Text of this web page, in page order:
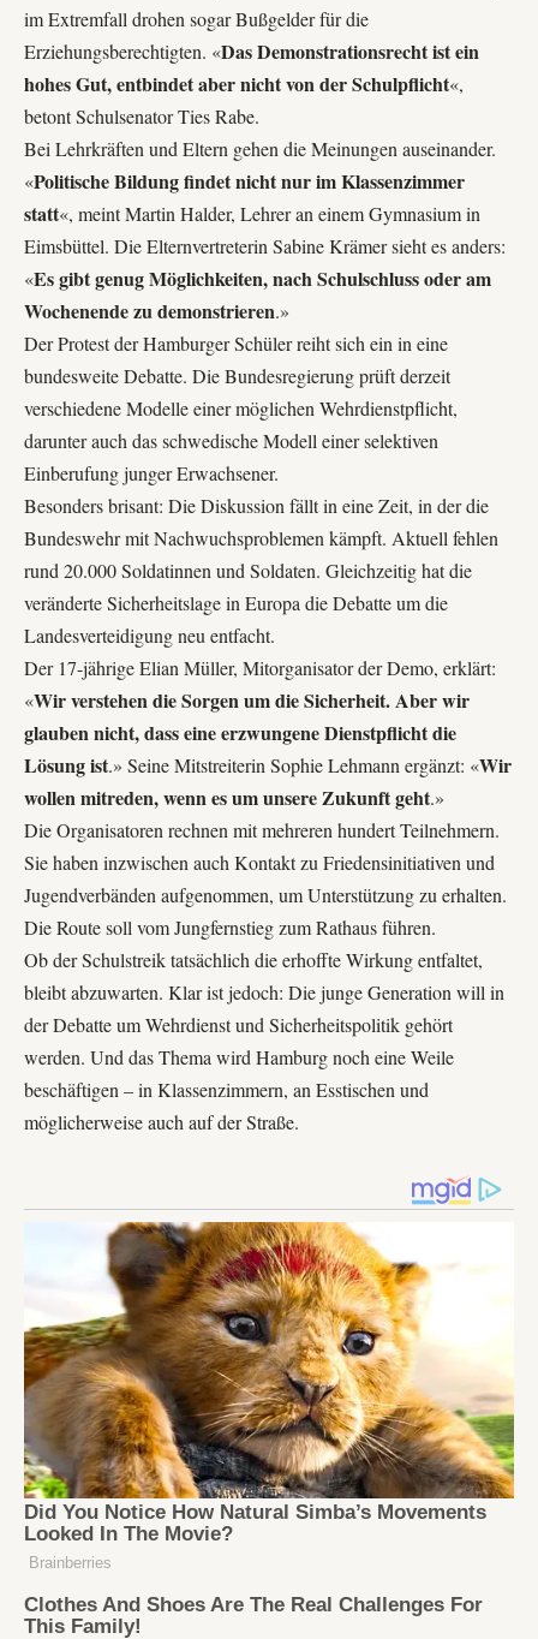
im Extremfall drohen sogar Bußgelder für die
Erziehungsberechtigten. «Das Demonstrationsrecht ist ein
hohes Gut, entbindet aber nicht von der Schulpflicht«,
betont Schulsenator Ties Rabe.
Bei Lehrkräften und Eltern gehen die Meinungen auseinander.
«Politische Bildung findet nicht nur im Klassenzimmer
statt«, meint Martin Halder, Lehrer an einem Gymnasium in
Eimsbüttel. Die Elternvertreterin Sabine Krämer sieht es anders:
«Es gibt genug Möglichkeiten, nach Schulschluss oder am
Wochenende zu demonstrieren.»
Der Protest der Hamburger Schüler reiht sich ein in eine
bundesweite Debatte. Die Bundesregierung prüft derzeit
verschiedene Modelle einer möglichen Wehrdienstpflicht,
darunter auch das schwedische Modell einer selektiven
Einberufung junger Erwachsener.
Besonders brisant: Die Diskussion fällt in eine Zeit, in der die
Bundeswehr mit Nachwuchsproblemen kämpft. Aktuell fehlen
rund 20.000 Soldatinnen und Soldaten. Gleichzeitig hat die
veränderte Sicherheitslage in Europa die Debatte um die
Landesverteidigung neu entfacht.
Der 17-jährige Elian Müller, Mitorganisator der Demo, erklärt:
«Wir verstehen die Sorgen um die Sicherheit. Aber wir
glauben nicht, dass eine erzwungene Dienstpflicht die
Lösung ist.» Seine Mitstreiterin Sophie Lehmann ergänzt: «Wir
wollen mitreden, wenn es um unsere Zukunft geht.»
Die Organisatoren rechnen mit mehreren hundert Teilnehmern.
Sie haben inzwischen auch Kontakt zu Friedensinitiativen und
Jugendverbänden aufgenommen, um Unterstützung zu erhalten.
Die Route soll vom Jungfernstieg zum Rathaus führen.
Ob der Schulstreik tatsächlich die erhoffte Wirkung entfaltet,
bleibt abzuwarten. Klar ist jedoch: Die junge Generation will in
der Debatte um Wehrdienst und Sicherheitspolitik gehört
werden. Und das Thema wird Hamburg noch eine Weile
beschäftigen – in Klassenzimmern, an Esstischen und
möglicherweise auch auf der Straße.